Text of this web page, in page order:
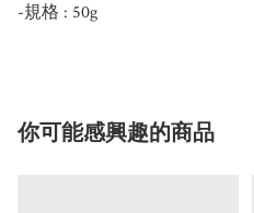
-規格 : 50g
你可能感興趣的商品